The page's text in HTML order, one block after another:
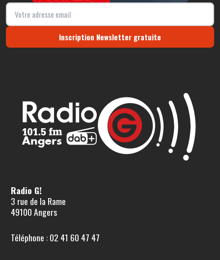
Inscription Newsletter gratuite
Radio G!
3 rue de la Rame
49100 Angers
Téléphone : 02 41 60 47 47